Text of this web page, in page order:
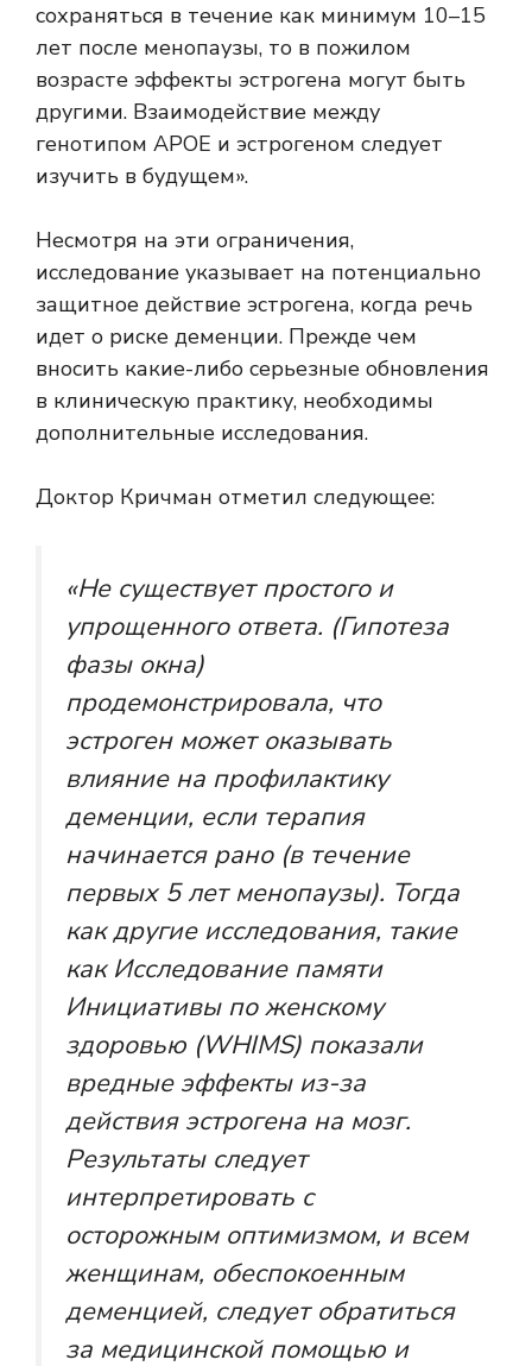
сохраняться в течение как минимум 10–15
лет после менопаузы, то в пожилом
возрасте эффекты эстрогена могут быть
другими. Взаимодействие между
генотипом APOE и эстрогеном следует
изучить в будущем».
Несмотря на эти ограничения,
исследование указывает на потенциально
защитное действие эстрогена, когда речь
идет о риске деменции. Прежде чем
вносить какие-либо серьезные обновления
в клиническую практику, необходимы
дополнительные исследования.
Доктор Кричман отметил следующее:
«Не существует простого и
упрощенного ответа. (Гипотеза
фазы окна)
продемонстрировала, что
эстроген может оказывать
влияние на профилактику
деменции, если терапия
начинается рано (в течение
первых 5 лет менопаузы). Тогда
как другие исследования, такие
как Исследование памяти
Инициативы по женскому
здоровью (WHIMS) показали
вредные эффекты из-за
действия эстрогена на мозг.
Результаты следует
интерпретировать с
осторожным оптимизмом, и всем
женщинам, обеспокоенным
деменцией, следует обратиться
за медицинской помощью и